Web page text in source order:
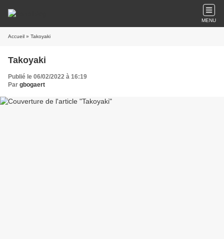
MENU
Accueil » Takoyaki
Takoyaki
Publié le 06/02/2022 à 16:19
Par gbogaert